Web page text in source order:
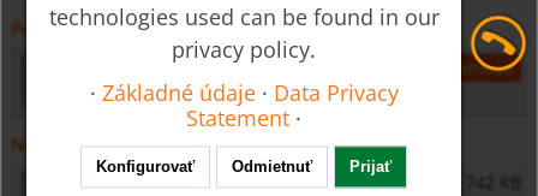
Prospekt
kdf-kdg-9-cs-prutok 772 KB download
Návod na obsluhu
KDF-9/KDG-9 - Operating Instructions 742 KB
technologies used can be found in our
privacy policy.
· Základné údaje · Data Privacy
Statement ·
Konfigurovať Odmietnuť Prijať